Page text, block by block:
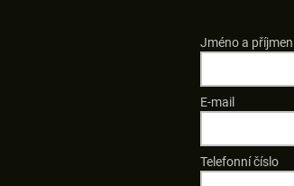
Jméno a
E-mail
Telefonní číslo